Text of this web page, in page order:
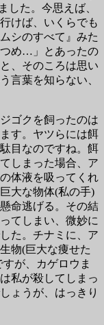
した。今思えば、
けば、いくらでも
シのすべて』みた
め…」とあったの
、そのころは思い
言葉を知らない、
ゴクを飼ったのは
す。ヤツらには餌
目なのですね。餌
しまった場合、ア
体液を吸ってくれ
大な物体(私の手)
命逃げる。その結
てしまい、微妙に
た。チナミに、ア
物(巨大な痩せた
が、カゲロウま
私が殺してしまっ
ょうが、はっきり